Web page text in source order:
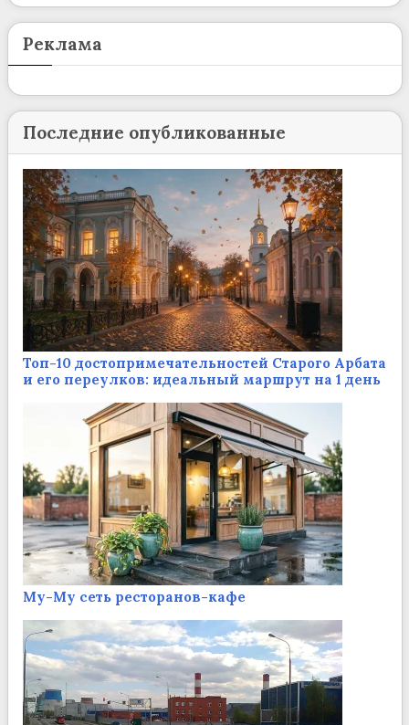
Реклама
Последние опубликованные
Топ-10 достопримечательностей Старого Арбата
и его переулков: идеальный маршрут на 1 день
Му-Му сеть ресторанов-кафе